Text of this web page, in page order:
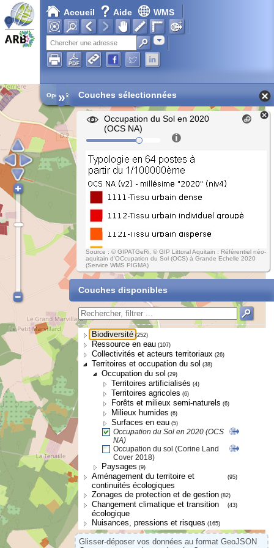
Accueil Aide WMS
Adresse
Open Street Map
» Couches sélectionnées
Occupation du Sol en 2020
(OCS NA)
Source : © GIPATGeRi, © GIP Littoral Aquitain : Référentiel néo-
aquitain d'OCcupation du Sol (OCS) à Grande Echelle 2020
(Service WMS PIGMA)
Couches disponibles
Biodiversité (252)
Ressource en eau (107)
Collectivités et acteurs territoriaux (26)
Territoires et occupation du sol (38)
Occupation du sol (29)
Territoires artificialisés (4)
Territoires agricoles (6)
Forêts et milieux semi-naturels (6)
Milieux humides (6)
Surfaces en eau (5)
Occupation du Sol en 2020 (OCS
NA)
Occupation du sol (Corine Land
Cover 2018)
Paysages (9)
Aménagement du territoire et
continuités écologiques
(95)
Zonages de protection et de gestion (82)
Changement climatique et transition
écologique
(43)
Nuisances, pressions et risques (165)
Glisser-déposer vos données au format GeoJSON